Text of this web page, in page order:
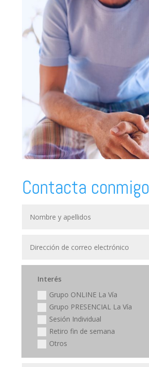
Contacta conmigo
Interés
Grupo ONLINE La Vía
Grupo PRESENCIAL La Vía
Sesión Individual
Retiro fin de semana
Otros